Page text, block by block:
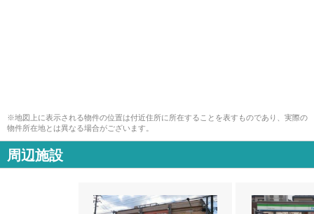
※地図上に表示される物件の位置は付近住所に所在することを表すものであり、実際の
物件所在地とは異なる場合がございます。
周辺施設